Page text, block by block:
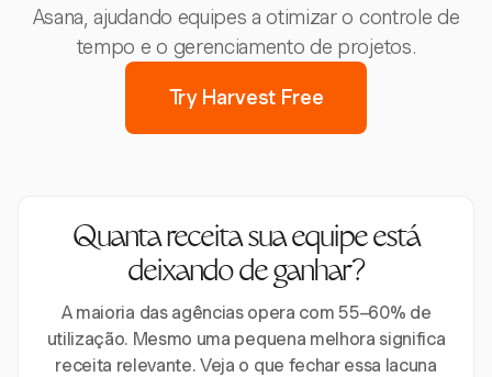
Asana, ajudando equipes a otimizar o controle de
tempo e o gerenciamento de projetos.
Try Harvest Free
Quanta receita sua equipe está
deixando de ganhar?
A maioria das agências opera com 55–60% de
utilização. Mesmo uma pequena melhora significa
receita relevante. Veja o que fechar essa lacuna